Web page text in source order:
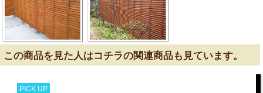
この商品を見た人はコチラの関連商品も見ています。
PICK UP